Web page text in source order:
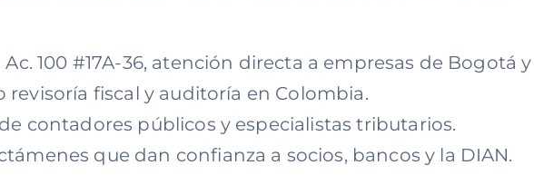
100 #17A-36, atención directa a empresas de Bogotá
revisoría fiscal y auditoría en Colombia.
de contadores públicos y especialistas tributarios.
que dan confianza a socios, bancos y la DIAN.